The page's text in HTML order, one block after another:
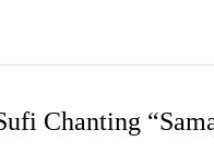
Chanting